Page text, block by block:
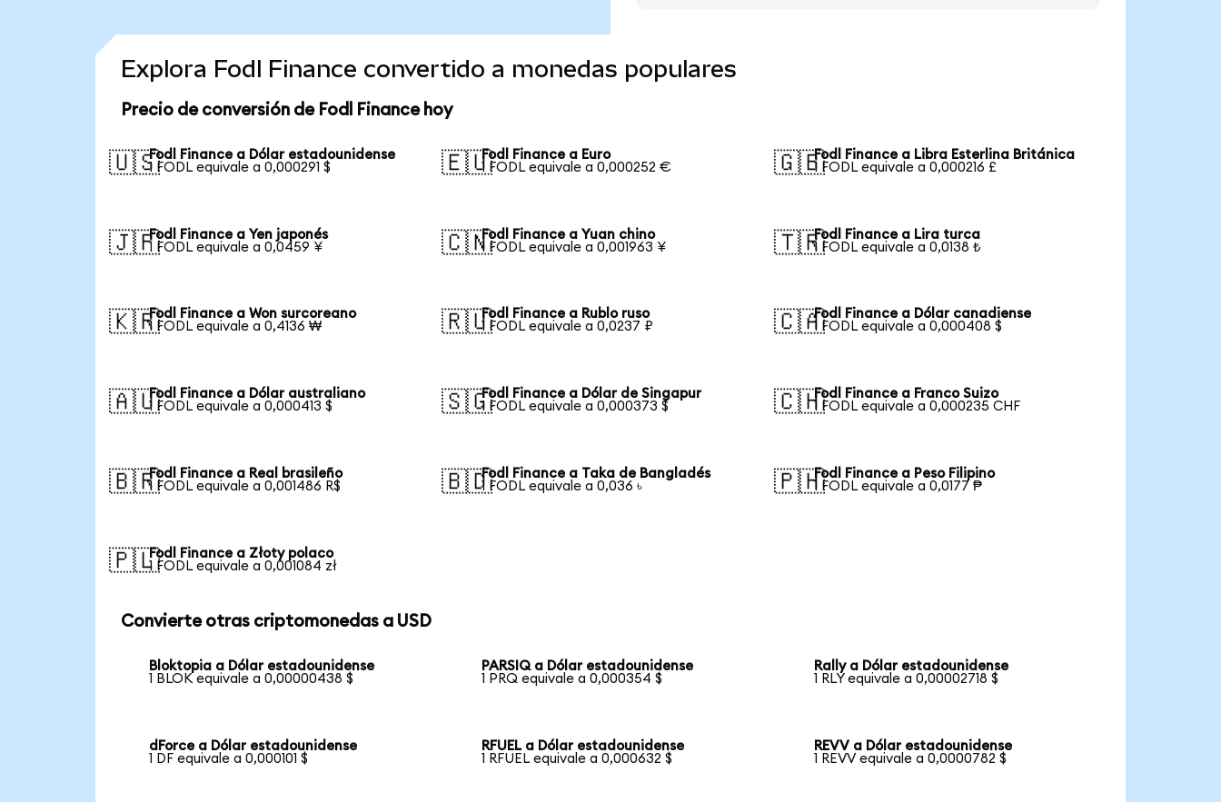
Explora Fodl Finance convertido a monedas populares
Precio de conversión de Fodl Finance hoy
🇺🇸Fodl Finance a Dólar estadounidense
1 FODL equivale a 0,000291 $
🇪🇺Fodl Finance a Euro
1 FODL equivale a 0,000252 €
🇬🇧Fodl Finance a Libra Esterlina Británica
1 FODL equivale a 0,000216 £
🇯🇵Fodl Finance a Yen japonés
1 FODL equivale a 0,0459 ¥
🇨🇳Fodl Finance a Yuan chino
1 FODL equivale a 0,001963 ¥
🇹🇷Fodl Finance a Lira turca
1 FODL equivale a 0,0138 ₺
🇰🇷Fodl Finance a Won surcoreano
1 FODL equivale a 0,4136 ₩
🇷🇺Fodl Finance a Rublo ruso
1 FODL equivale a 0,0237 ₽
🇨🇦Fodl Finance a Dólar canadiense
1 FODL equivale a 0,000408 $
🇦🇺Fodl Finance a Dólar australiano
1 FODL equivale a 0,000413 $
🇸🇬Fodl Finance a Dólar de Singapur
1 FODL equivale a 0,000373 $
🇨🇭Fodl Finance a Franco Suizo
1 FODL equivale a 0,000235 CHF
🇧🇷Fodl Finance a Real brasileño
1 FODL equivale a 0,001486 R$
🇧🇩Fodl Finance a Taka de Bangladés
1 FODL equivale a 0,036 ৳
🇵🇭Fodl Finance a Peso Filipino
1 FODL equivale a 0,0177 ₱
🇵🇱Fodl Finance a Złoty polaco
1 FODL equivale a 0,001084 zł
Convierte otras criptomonedas a USD
Bloktopia a Dólar estadounidense
1 BLOK equivale a 0,00000438 $
PARSIQ a Dólar estadounidense
1 PRQ equivale a 0,000354 $
Rally a Dólar estadounidense
1 RLY equivale a 0,00002718 $
dForce a Dólar estadounidense
1 DF equivale a 0,000101 $
RFUEL a Dólar estadounidense
1 RFUEL equivale a 0,000632 $
REVV a Dólar estadounidense
1 REVV equivale a 0,0000782 $